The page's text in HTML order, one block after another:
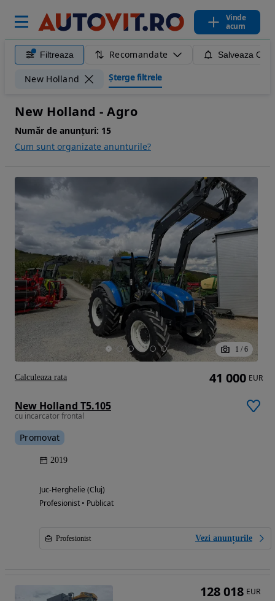
Vinde
acum
Filtreaza Recomandate Salveaza
New Holland Șterge filtrele
New Holland - Agro
Număr de anunțuri: 15
Cum sunt organizate anunturile?
1 / 6
New Holland T5.105
cu incarcator frontal
Promovat
2019
Juc-Herghelie (Cluj)
Profesionist • Publicat
Profesionist Vezi anunțurile
41 000 EUR
Calculeaza rata
128 018 EUR